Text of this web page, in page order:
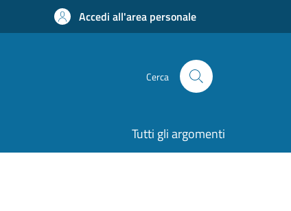
Accedi all'area personale
Cerca
Tutti gli argomenti